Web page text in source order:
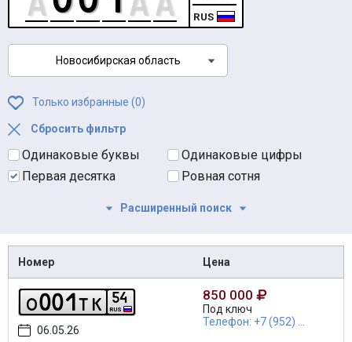
RUS
Новосибирская область
Только избранные (0)
Сбросить фильтр
Одинаковые буквы
Одинаковые цифры
Первая десятка
Ровная сотня
Расширенный поиск
Номер Цена
o001t k RUS
54
06.05.26
850 000
Под ключ
Телефон: +7 (952) ...